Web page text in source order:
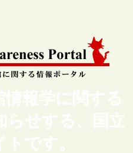
情報学に関する
らせする、国立
です。